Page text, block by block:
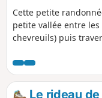
Cette petite
petite vallée entre
chevreuils) puis
Rogeant et de
le plateau permet un
Trie, avant le retour
Le rideau